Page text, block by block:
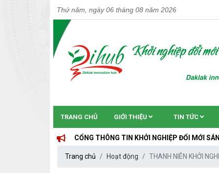
Thứ năm, ngày 06 tháng 08 năm 2026
TRANG CHỦ GIỚI THIỆU TIN TỨC
CỔNG THÔNG TIN KHỞI NGHIỆP ĐỔI MỚI SÁNG TẠO
Trang chủ Hoạt động THANH NIÊN KHỞI